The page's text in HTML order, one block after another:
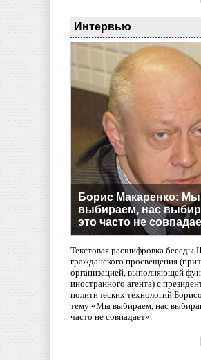
Интервью
Борис Макаренко: Мы
выбираем, нас
это часто не
Текстовая расшифровка беседы
гражданского просвещения
организацией, выполняющей
иностранного агента) с
политических технологий
тему «Мы выбираем, нас
часто не совпадает».